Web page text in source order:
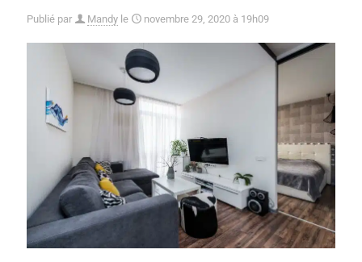
Publié par Mandy le novembre 29, 2020 à 19h09